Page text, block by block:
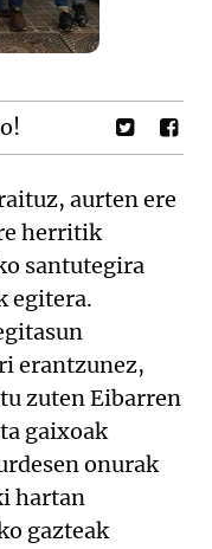
aurten ere
herritik
santutegira
egitera.
erantzunez,
zuten Eibarren
gaixoak
onurak
hartan
gazteak